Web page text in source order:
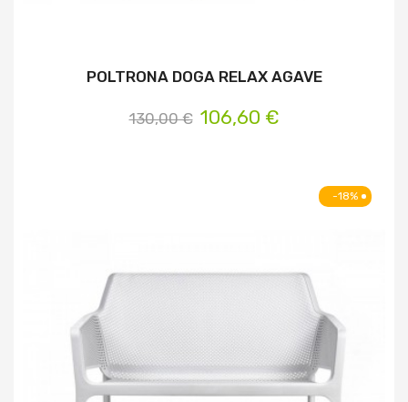
POLTRONA DOGA RELAX AGAVE
130,00 € 106,60 €
-18%